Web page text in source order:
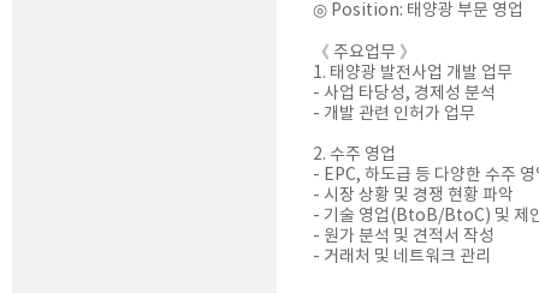
◎ Position: 태양광 부문 영업
《 주요업무 》
1. 태양광 발전사업 개발 업무
- 사업 타당성, 경제성 분석
- 개발 관련 인허가 업무
2. 수주 영업
- EPC, 하도급 등 다양한 수주 영
- 시장 상황 및 경쟁 현황 파악
- 기술 영업(BtoB/BtoC) 및 제
- 원가 분석 및 견적서 작성
- 거래처 및 네트워크 관리